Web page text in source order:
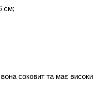
см;
соковит та має